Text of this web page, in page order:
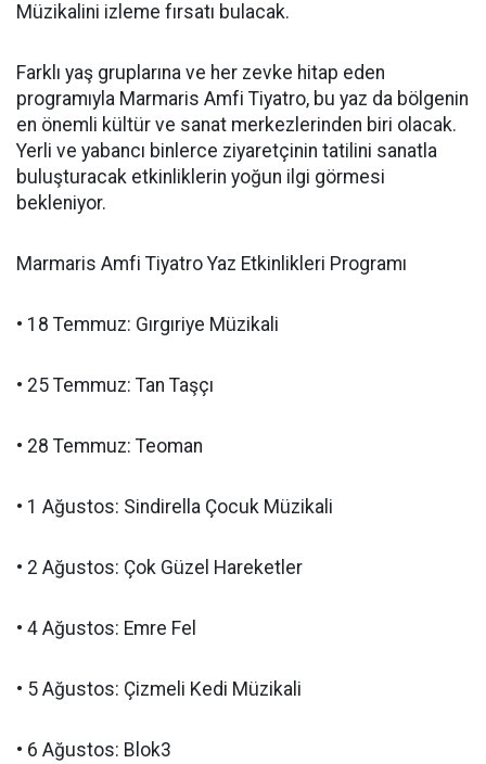
Müzikalini izleme fırsatı bulacak.
Farklı yaş gruplarına ve her zevke hitap eden
programıyla Marmaris Amfi Tiyatro, bu yaz da bölgenin
en önemli kültür ve sanat merkezlerinden biri olacak.
Yerli ve yabancı binlerce ziyaretçinin tatilini sanatla
buluşturacak etkinliklerin yoğun ilgi görmesi
bekleniyor.
Marmaris Amfi Tiyatro Yaz Etkinlikleri Programı
• 18 Temmuz: Gırgıriye Müzikali
• 25 Temmuz: Tan Taşçı
• 28 Temmuz: Teoman
• 1 Ağustos: Sindirella Çocuk Müzikali
• 2 Ağustos: Çok Güzel Hareketler
• 4 Ağustos: Emre Fel
• 5 Ağustos: Çizmeli Kedi Müzikali
• 6 Ağustos: Blok3